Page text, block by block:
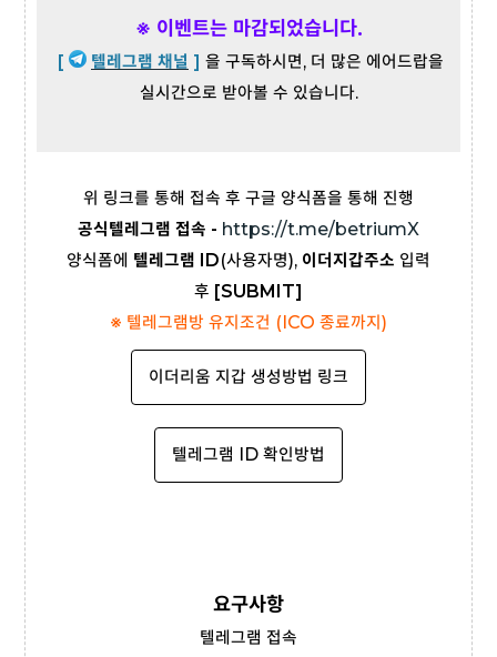
※ 이벤트는 마감되었습니다.
[ 텔레그램 채널 ] 을 구독하시면, 더 많은 에어드랍을
실시간으로 받아볼 수 있습니다.
위 링크를 통해 접속 후 구글 양식폼을 통해 진행
공식텔레그램 접속 - https://t.me/betriumX
양식폼에 텔레그램 ID(사용자명), 이더지갑주소 입력
후 [SUBMIT]
※ 텔레그램방 유지조건 (ICO 종료까지)
이더리움 지갑 생성방법 링크
텔레그램 ID 확인방법
요구사항
텔레그램 접속